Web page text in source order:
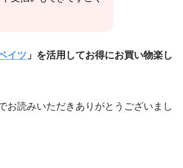
イツ 」を活用してお得にお買い物楽し
お読みいただきありがとうございまし